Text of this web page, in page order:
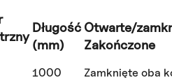
Długość
(mm)
Otwarte/
Zakończone
1000 Zamknięte oba